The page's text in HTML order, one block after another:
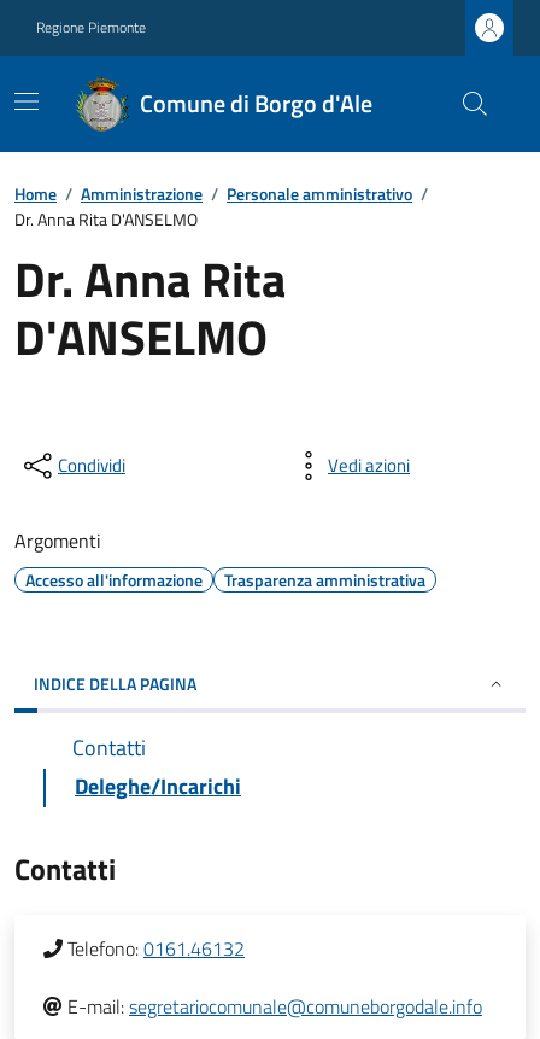
Regione Piemonte
Comune di Borgo d'Ale
Home / Amministrazione / Personale amministrativo /
Dr. Anna Rita D'ANSELMO
Dr. Anna Rita
D'ANSELMO
Condividi Vedi azioni
Argomenti
Accesso all'informazione Trasparenza amministrativa
INDICE DELLA PAGINA
Contatti
Deleghe/Incarichi
Contatti
Telefono:0161.46132
E-mail:segretariocomunale@comuneborgodale.info